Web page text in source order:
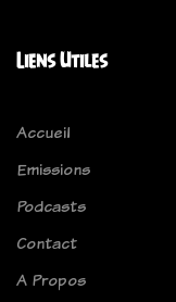
Liens Utiles
Accueil
Emissions
Podcasts
Contact
A Propos